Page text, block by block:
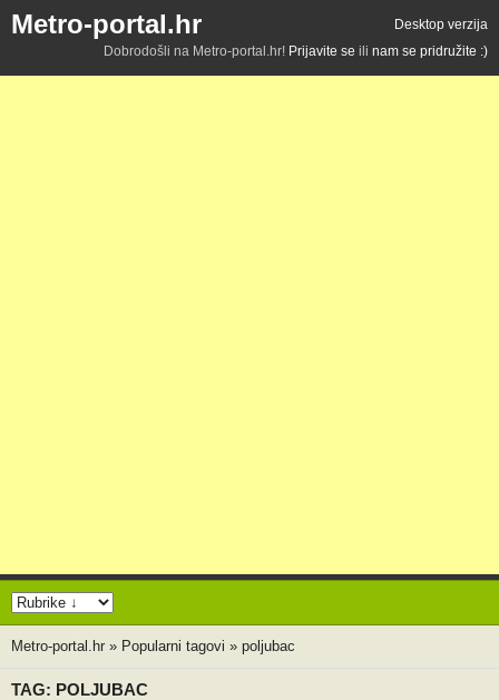
Metro-portal.hr
Desktop verzija
Dobrodošli na Metro-portal.hr! Prijavite se ili nam se pridružite :)
Metro-portal.hr » Popularni tagovi » poljubac
TAG: POLJUBAC